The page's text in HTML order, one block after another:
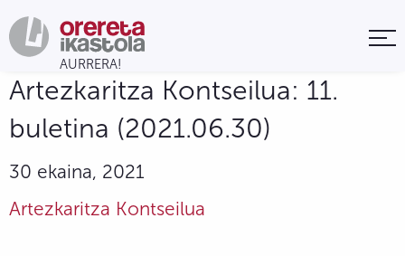
Artezkaritza Kontseilua: 11.
buletina (2021.06.30)
30 ekaina, 2021
Artezkaritza Kontseilua